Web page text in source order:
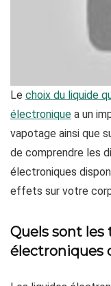
Le choix du liquide
électronique a un
vapotage ainsi que
de comprendre les
électroniques
effets sur votre
Quels sont les
électroniques